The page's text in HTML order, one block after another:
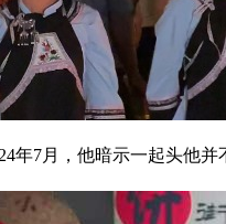
7月，他暗示一起头他并